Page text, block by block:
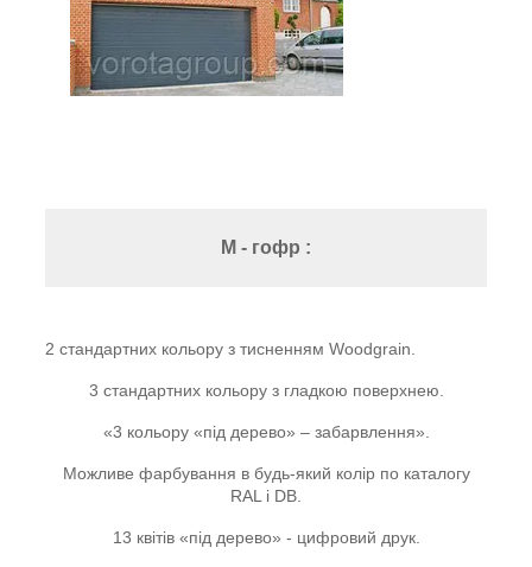
M - гофр :
2 стандартних кольору з тисненням Woodgrain.
3 стандартних кольору з гладкою поверхнею.
«3 кольору «під дерево» – забарвлення».
Можливе фарбування в будь-який колір по каталогу
RAL і DB.
13 квітів «під дерево» - цифровий друк.